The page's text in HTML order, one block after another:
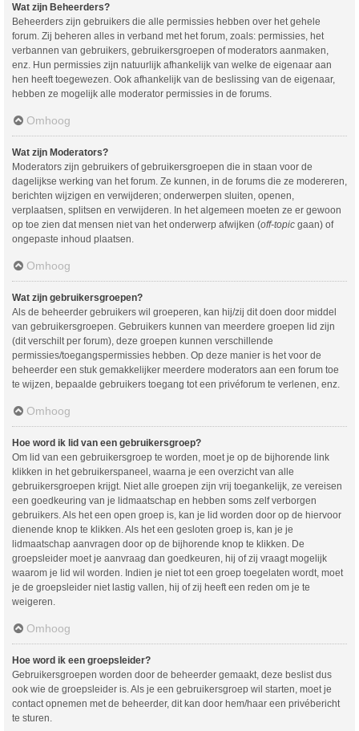
Wat zijn Beheerders?
Beheerders zijn gebruikers die alle permissies hebben over het gehele
forum. Zij beheren alles in verband met het forum, zoals: permissies, het
verbannen van gebruikers, gebruikersgroepen of moderators aanmaken,
enz. Hun permissies zijn natuurlijk afhankelijk van welke de eigenaar aan
hen heeft toegewezen. Ook afhankelijk van de beslissing van de eigenaar,
hebben ze mogelijk alle moderator permissies in de forums.
Omhoog
Wat zijn Moderators?
Moderators zijn gebruikers of gebruikersgroepen die in staan voor de
dagelijkse werking van het forum. Ze kunnen, in de forums die ze modereren,
berichten wijzigen en verwijderen; onderwerpen sluiten, openen,
verplaatsen, splitsen en verwijderen. In het algemeen moeten ze er gewoon
op toe zien dat mensen niet van het onderwerp afwijken (off-topic gaan) of
ongepaste inhoud plaatsen.
Omhoog
Wat zijn gebruikersgroepen?
Als de beheerder gebruikers wil groeperen, kan hij/zij dit doen door middel
van gebruikersgroepen. Gebruikers kunnen van meerdere groepen lid zijn
(dit verschilt per forum), deze groepen kunnen verschillende
permissies/toegangspermissies hebben. Op deze manier is het voor de
beheerder een stuk gemakkelijker meerdere moderators aan een forum toe
te wijzen, bepaalde gebruikers toegang tot een privéforum te verlenen, enz.
Omhoog
Hoe word ik lid van een gebruikersgroep?
Om lid van een gebruikersgroep te worden, moet je op de bijhorende link
klikken in het gebruikerspaneel, waarna je een overzicht van alle
gebruikersgroepen krijgt. Niet alle groepen zijn vrij toegankelijk, ze vereisen
een goedkeuring van je lidmaatschap en hebben soms zelf verborgen
gebruikers. Als het een open groep is, kan je lid worden door op de hiervoor
dienende knop te klikken. Als het een gesloten groep is, kan je je
lidmaatschap aanvragen door op de bijhorende knop te klikken. De
groepsleider moet je aanvraag dan goedkeuren, hij of zij vraagt mogelijk
waarom je lid wil worden. Indien je niet tot een groep toegelaten wordt, moet
je de groepsleider niet lastig vallen, hij of zij heeft een reden om je te
weigeren.
Omhoog
Hoe word ik een groepsleider?
Gebruikersgroepen worden door de beheerder gemaakt, deze beslist dus
ook wie de groepsleider is. Als je een gebruikersgroep wil starten, moet je
contact opnemen met de beheerder, dit kan door hem/haar een privébericht
te sturen.